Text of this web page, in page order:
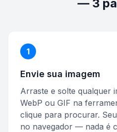
— 3
1
Envie sua imagem
Arraste e solte qualquer
WebP ou GIF na
clique para procurar.
no navegador — nada é